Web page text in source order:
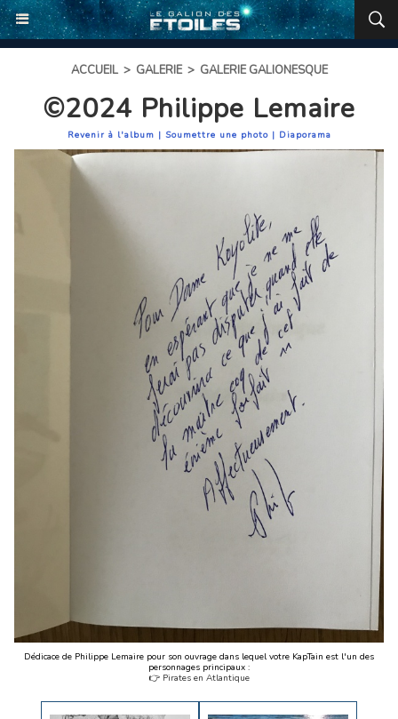
ACCUEIL > GALERIE > GALERIE GALIONESQUE
©2024 Philippe Lemaire
Revenir à l'album | Soumettre une photo | Diaporama
Dédicace de Philippe Lemaire pour son ouvrage dans lequel votre KapTain est l'un des
personnages principaux :
👉 Pirates en Atlantique